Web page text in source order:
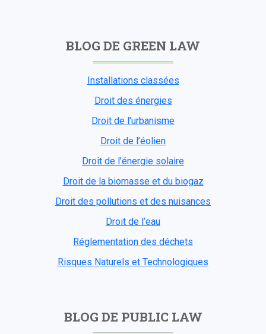
BLOG DE GREEN LAW
Installations classées
Droit des énergies
Droit de l'urbanisme
Droit de l’éolien
Droit de l’énergie solaire
Droit de la biomasse et du biogaz
Droit des pollutions et des nuisances
Droit de l’eau
Réglementation des déchets
Risques Naturels et Technologiques
BLOG DE PUBLIC LAW